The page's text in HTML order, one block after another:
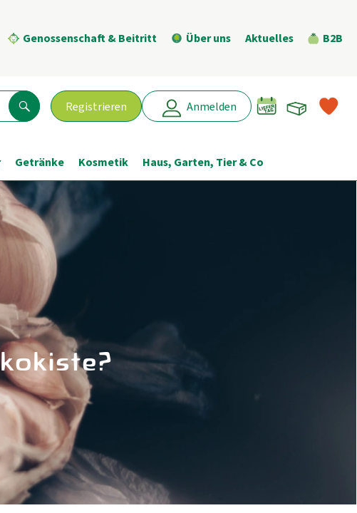
Genossenschaft & Beitritt Über uns Aktuelles B2B
Registrieren Anmelden
Suchen
Getränke Kosmetik Haus, Garten, Tier & Co